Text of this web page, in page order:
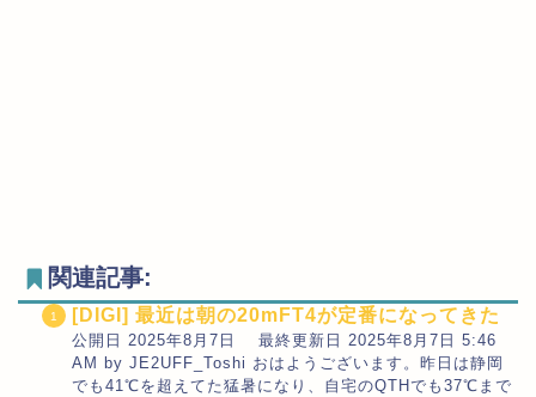
関連記事:
[DIGI] 最近は朝の20mFT4が定番になってきた
公開日 2025年8月7日 最終更新日 2025年8月7日 5:46
AM by JE2UFF_Toshi おはようございます。昨日は静岡
でも41℃を超えてた猛暑になり、自宅のQTHでも37℃まで